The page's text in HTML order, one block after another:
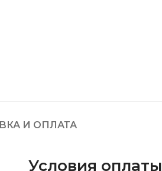
И ОПЛАТА
Условия оплаты